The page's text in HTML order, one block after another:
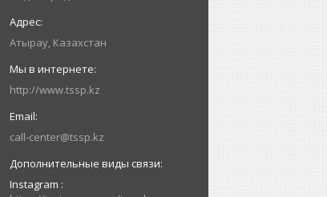
Атырау, Казахстан
http://www.tssp.kz
call-center@tssp.kz
Instagram